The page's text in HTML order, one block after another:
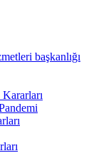
başkanlığı